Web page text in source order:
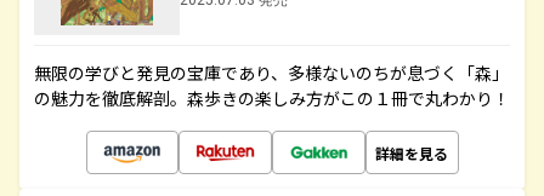
無限の学びと発見の宝庫であり、多様ないのちが息づく「森」
の魅力を徹底解剖。森歩きの楽しみ方がこの１冊で丸わかり！
詳細を見る